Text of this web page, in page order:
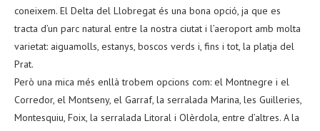
coneixem. El Delta del Llobregat és una bona opció, ja que es
tracta d’un parc natural entre la nostra ciutat i l’aeroport amb molta
varietat: aiguamolls, estanys, boscos verds i, fins i tot, la platja del
Prat.
Però una mica més enllà trobem opcions com: el Montnegre i el
Corredor, el Montseny, el Garraf, la serralada Marina, les Guilleries,
Montesquiu, Foix, la serralada Litoral i Olèrdola, entre d’altres. A la